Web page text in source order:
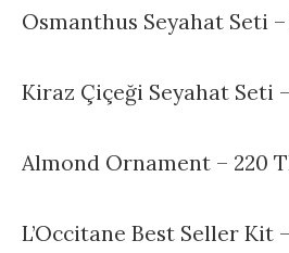
Osmanthus Seyahat Seti
Kiraz Çiçeği Seyahat Seti
Almond Ornament – 220
L’Occitane Best Seller Kit